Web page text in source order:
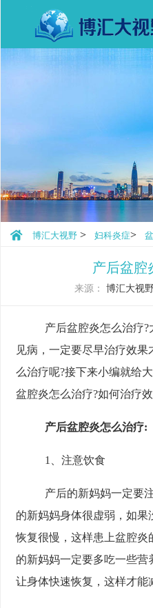
博汇大视野 > 妇科炎症>
产后盆腔
来源： 博汇大视
产后盆腔炎怎么治疗
见病，一定要尽早治疗效
么治疗呢?接下来小编就给
盆腔炎怎么治疗?如何治疗效
产后盆腔炎怎么治疗:
1、注意饮食
产后的新妈妈一定要
的新妈妈身体很虚弱，如
恢复很慢，这样患上盆腔
的新妈妈一定要多吃一些营
让身体快速恢复，这样才能